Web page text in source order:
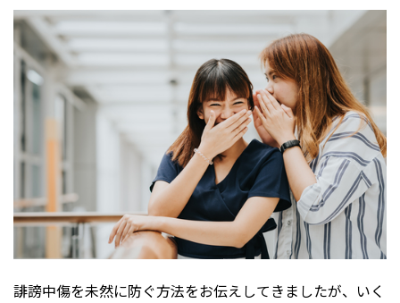
誹謗中傷を未然に防ぐ方法をお伝えしてきましたが、いく